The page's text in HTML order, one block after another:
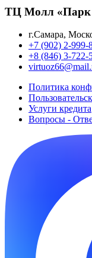
ТЦ Молл «Парк
г.Самара,
+7 (902) 2-999-
+8 (846) 3-722-
Политика
Услуги кредита
Вопросы -